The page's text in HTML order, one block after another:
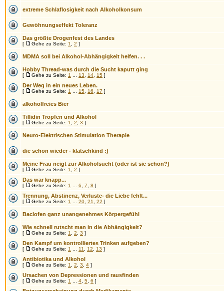
extreme Schlaflosigkeit nach Alkoholkonsum
Gewöhnungseffekt Toleranz
Das größte Drogenfest des Landes
[ Gehe zu Seite: 1 2 ]
MDMA soll bei Alkohol-Abhängigkeit helfen. . .
Hobby Thread-was durch die Sucht kaputt ging
[ Gehe zu Seite: 1 13 14 15 ]
Der Weg in ein neues Leben.
[ Gehe zu Seite: 1 15 16 17 ]
alkoholfreies Bier
Tillidin Tropfen und Alkohol
[ Gehe zu Seite: 1 2 3 ]
Neuro-Elektrischen Stimulation Therapie
die schon wieder - klatschkind :)
Meine Frau neigt zur Alkoholsucht (oder ist sie schon?)
[ Gehe zu Seite: 1 2 ]
Das war knapp...
[ Gehe zu Seite: 1 6 7 8 ]
Trennung, Abstinenz, Verluste- die Liebe fehlt...
[ Gehe zu Seite: 1 20 21 22 ]
Baclofen ganz unangenehmes Körpergefühl
Wie schnell rutscht man in die Abhängigkeit?
[ Gehe zu Seite: 1 2 3 ]
Den Kampf um kontrolliertes Trinken aufgeben?
[ Gehe zu Seite: 1 11 12 13 ]
Antibiotika und Alkohol
[ Gehe zu Seite: 1 2 3 4 ]
Ursachen von Depressionen und rausfinden
[ Gehe zu Seite: 1 4 5 6 ]